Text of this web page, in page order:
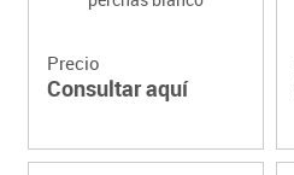
Precio
Consultar aquí